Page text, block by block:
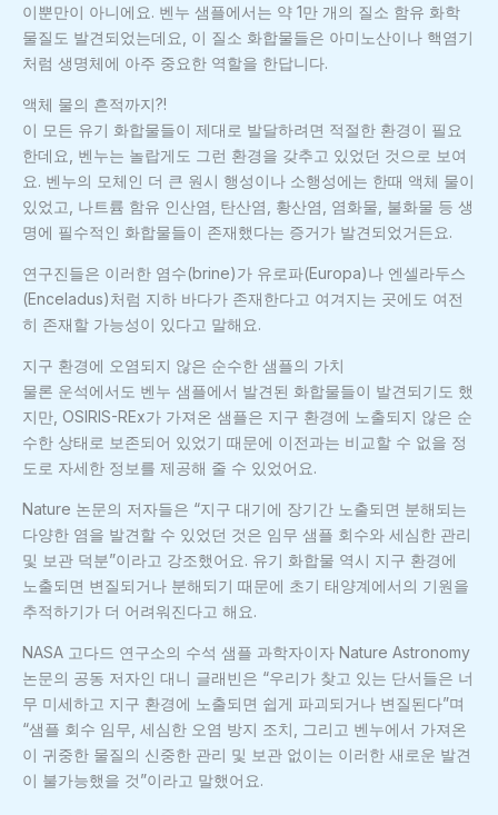
이뿐만이 아니에요. 벤누 샘플에서는 약 1만 개의 질소 함유 화학
물질도 발견되었는데요, 이 질소 화합물들은 아미노산이나 핵염기
처럼 생명체에 아주 중요한 역할을 한답니다.
액체 물의 흔적까지?!
이 모든 유기 화합물들이 제대로 발달하려면 적절한 환경이 필요
한데요, 벤누는 놀랍게도 그런 환경을 갖추고 있었던 것으로 보여
요. 벤누의 모체인 더 큰 원시 행성이나 소행성에는 한때 액체 물이
있었고, 나트륨 함유 인산염, 탄산염, 황산염, 염화물, 불화물 등 생
명에 필수적인 화합물들이 존재했다는 증거가 발견되었거든요.
연구진들은 이러한 염수(brine)가 유로파(Europa)나 엔셀라두스
(Enceladus)처럼 지하 바다가 존재한다고 여겨지는 곳에도 여전
히 존재할 가능성이 있다고 말해요.
지구 환경에 오염되지 않은 순수한 샘플의 가치
물론 운석에서도 벤누 샘플에서 발견된 화합물들이 발견되기도 했
지만, OSIRIS-REx가 가져온 샘플은 지구 환경에 노출되지 않은 순
수한 상태로 보존되어 있었기 때문에 이전과는 비교할 수 없을 정
도로 자세한 정보를 제공해 줄 수 있었어요.
Nature 논문의 저자들은 “지구 대기에 장기간 노출되면 분해되는
다양한 염을 발견할 수 있었던 것은 임무 샘플 회수와 세심한 관리
및 보관 덕분”이라고 강조했어요. 유기 화합물 역시 지구 환경에
노출되면 변질되거나 분해되기 때문에 초기 태양계에서의 기원을
추적하기가 더 어려워진다고 해요.
NASA 고다드 연구소의 수석 샘플 과학자이자 Nature Astronomy
논문의 공동 저자인 대니 글래빈은 “우리가 찾고 있는 단서들은 너
무 미세하고 지구 환경에 노출되면 쉽게 파괴되거나 변질된다”며
“샘플 회수 임무, 세심한 오염 방지 조치, 그리고 벤누에서 가져온
이 귀중한 물질의 신중한 관리 및 보관 없이는 이러한 새로운 발견
이 불가능했을 것”이라고 말했어요.